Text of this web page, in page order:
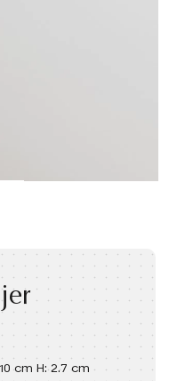
cm H: 2.7 cm